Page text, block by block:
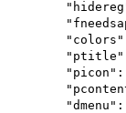
"picon":
"dmenu":